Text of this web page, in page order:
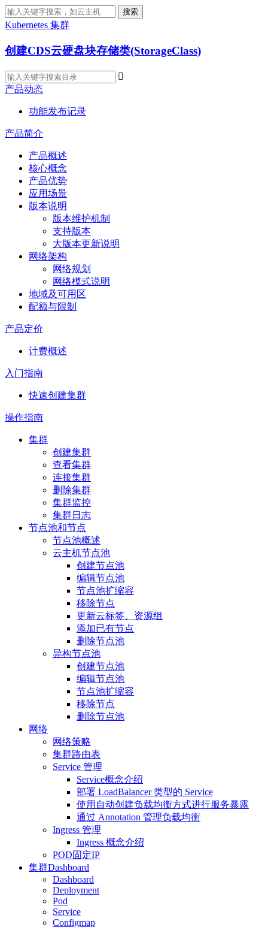
搜索
Kubernetes 集群
创建CDS云硬盘块存储类(StorageClass)

产品动态
功能发布记录
产品简介
产品概述
核心概念
产品优势
应用场景
版本说明
版本维护机制
支持版本
大版本更新说明
网络架构
网络规划
网络模式说明
地域及可用区
配额与限制
产品定价
计费概述
入门指南
快速创建集群
操作指南
集群
创建集群
查看集群
连接集群
删除集群
集群监控
集群日志
节点池和节点
节点池概述
云主机节点池
创建节点池
编辑节点池
节点池扩缩容
移除节点
更新云标签、资源组
添加已有节点
删除节点池
异构节点池
创建节点池
编辑节点池
节点池扩缩容
移除节点
删除节点池
网络
网络策略
集群路由表
Service 管理
Service概念介绍
部署 LoadBalancer 类型的 Service
使用自动创建负载均衡方式进行服务暴露
通过 Annotation 管理负载均衡
Ingress 管理
Ingress 概念介绍
POD固定IP
集群Dashboard
Dashboard
Deployment
Pod
Service
Configmap